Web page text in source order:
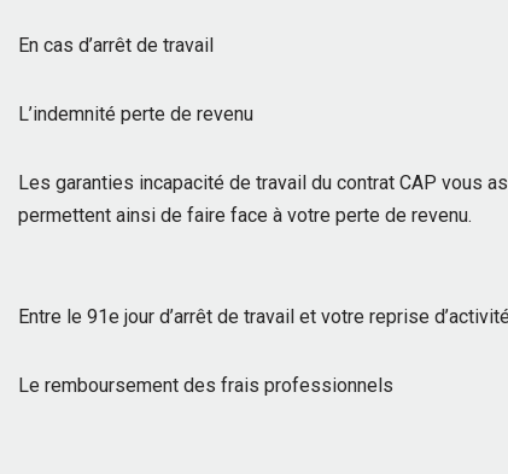
En cas d’arrêt de travail
L’indemnité perte de revenu
Les garanties incapacité de travail du contrat CAP vous
permettent ainsi de faire face à votre perte de revenu.
Entre le 91e jour d’arrêt de travail et votre reprise
Le remboursement des frais professionnels